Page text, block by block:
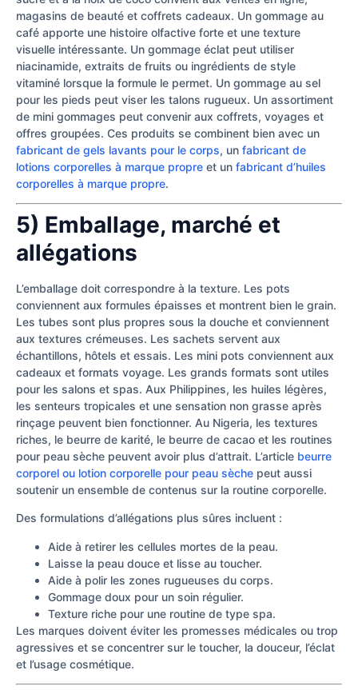
magasins de beauté et coffrets cadeaux. Un gommage au
café apporte une histoire olfactive forte et une texture
visuelle intéressante. Un gommage éclat peut utiliser
niacinamide, extraits de fruits ou ingrédients de style
vitaminé lorsque la formule le permet. Un gommage au sel
pour les pieds peut viser les talons rugueux. Un assortiment
de mini gommages peut convenir aux coffrets, voyages et
offres groupées. Ces produits se combinent bien avec un
fabricant de gels lavants pour le corps, un fabricant de
lotions corporelles à marque propre et un fabricant d’huiles
corporelles à marque propre.
5) Emballage, marché et
allégations
L’emballage doit correspondre à la texture. Les pots
conviennent aux formules épaisses et montrent bien le grain.
Les tubes sont plus propres sous la douche et conviennent
aux textures crémeuses. Les sachets servent aux
échantillons, hôtels et essais. Les mini pots conviennent aux
cadeaux et formats voyage. Les grands formats sont utiles
pour les salons et spas. Aux Philippines, les huiles légères,
les senteurs tropicales et une sensation non grasse après
rinçage peuvent bien fonctionner. Au Nigeria, les textures
riches, le beurre de karité, le beurre de cacao et les routines
pour peau sèche peuvent avoir plus d’attrait. L’article beurre
corporel ou lotion corporelle pour peau sèche peut aussi
soutenir un ensemble de contenus sur la routine corporelle.
Des formulations d’allégations plus sûres incluent :
Aide à retirer les cellules mortes de la peau.
Laisse la peau douce et lisse au toucher.
Aide à polir les zones rugueuses du corps.
Gommage doux pour un soin régulier.
Texture riche pour une routine de type spa.
Les marques doivent éviter les promesses médicales ou trop
agressives et se concentrer sur le toucher, la douceur, l’éclat
et l’usage cosmétique.